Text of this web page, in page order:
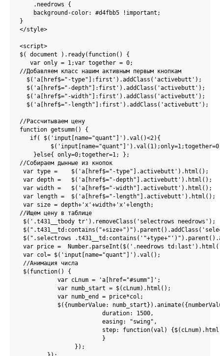
    .needrows {
    background-color: #d4fbb5 !important;
}
</style>
<script>
$( document ).ready(function() {
   var only = 1;var together = 0;
//Добавляем класс нашим активным первым кнопкам
  $('a[href$="-type"]:first').addClass('activebutt');
  $('a[href$="-depth"]:first').addClass('activebutt');
  $('a[href$="-width"]:first').addClass('activebutt');
  $('a[href$="-length"]:first').addClass('activebutt');
//Рассчитываем цену
function getsumm() {
   if( $('input[name="quant"]').val()<2){
    }else{ only=0;together=1; };
//Собираем дынные из кнопок
var type =    $('a[href$="-type"].activebutt').html();
var depth =   $('a[href$="-depth"].activebutt').html();
var width =   $('a[href$="-width"].activebutt').html();
var length =  $('a[href$="-length"].activebutt').html();
var size = depth+'х'+width+'х'+length;
//Ищем цену в таблице
$('.t431__tbody tr').removeClass('selectrows needrows');
$(".selectrows
var price =  Number.parseInt($('.needrows
var col= $('input[name="quant"]').val();
//Анимация числа
$(function() {